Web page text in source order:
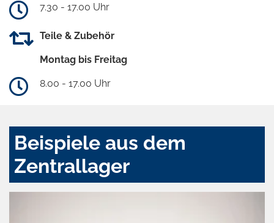
7.30 - 17.00 Uhr
Teile & Zubehör
Montag bis Freitag
8.00 - 17.00 Uhr
Beispiele aus dem
Zentrallager